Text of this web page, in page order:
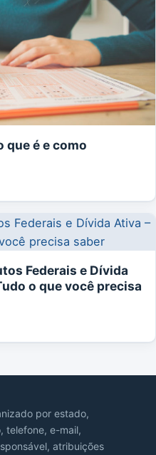
que é e como
Federais e Dívida
o que você precisa
por estado,
telefone, e-mail,
atribuições